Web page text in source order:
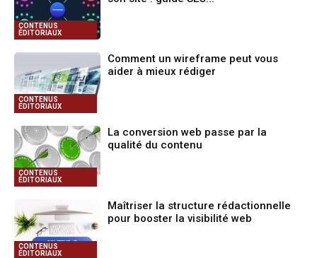
CONTENUS
ÉDITORIAUX
CONTENUS
ÉDITORIAUX
Comment un wireframe peut vous
aider à mieux rédiger
CONTENUS
ÉDITORIAUX
La conversion web passe par la
qualité du contenu
CONTENUS
ÉDITORIAUX
Maîtriser la structure rédactionnelle
pour booster la visibilité web